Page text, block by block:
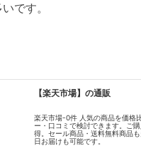
です。
【楽天市場】の通販
楽天市場-0件 人気の商品を価格
ー・口コミで検討できます。ご
得。セール商品・送料無料商品も
日お届けも可能です。